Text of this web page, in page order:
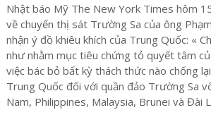
Nhật báo Mỹ The New York Times hôm
về chuyến thị sát Trường Sa của ông
nhận ý đồ khiêu khích của Trung Quốc: «
như nhằm mục tiêu chứng tỏ quyết tâm
việc bác bỏ bất kỳ thách thức nào chống
Trung Quốc đối với quần đảo Trường Sa
Nam, Philippines, Malaysia, Brunei và Đài